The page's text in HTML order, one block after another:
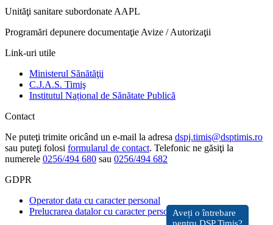
Unităţi sanitare subordonate AAPL
Programări depunere documentaţie Avize / Autorizaţii
Link-uri utile
Ministerul Sănătăţii
C.J.A.S. Timiş
Institutul Național de Sănătate Publică
Contact
Ne puteţi trimite oricând un e-mail la adresa dspj.timis@dsptimis.ro
sau puteţi folosi formularul de contact. Telefonic ne găsiţi la
numerele 0256/494 680 sau 0256/494 682
GDPR
Operator data cu caracter personal
Prelucrarea datalor cu caracter personal